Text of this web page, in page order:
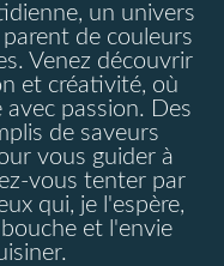
un univers
de couleurs
Venez découvrir
et créativité, où
passion. Des
de saveurs
vous guider à
vous tenter par
qui, je l'espère,
et l'envie